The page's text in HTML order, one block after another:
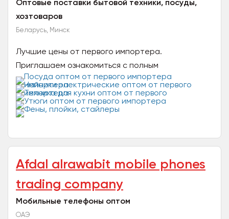
Оптовые поставки бытовой техники, посуды,
хозтоваров
Беларусь, Минск
Лучшие цены от первого импортера.
Приглашаем ознакомиться с полным
ассортиментом, актуальными ценами (без НДС)и
сделать заказ на наш сайтв...
Аfdal alrawabit mobile phones
trading company
Мобильные телефоны оптом
ОАЭ